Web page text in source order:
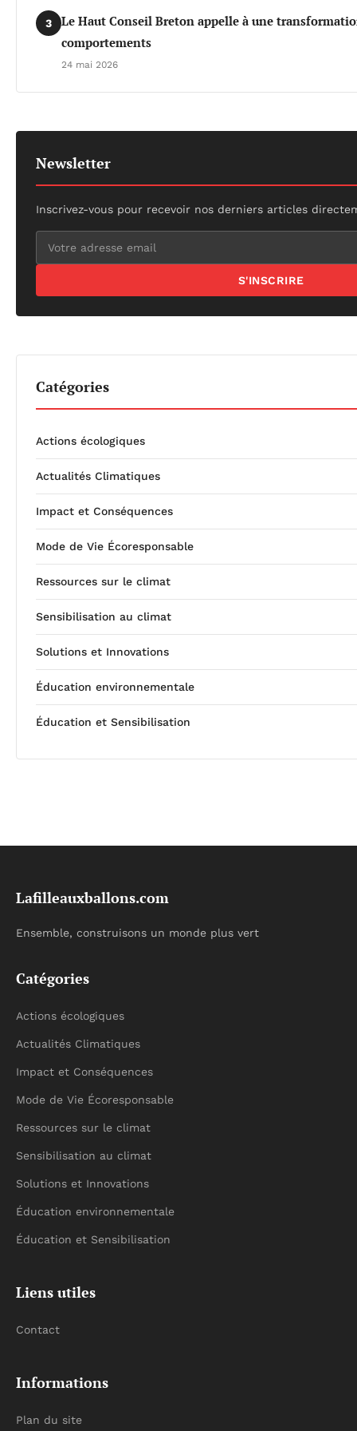
3
Le Haut Conseil Breton appelle à une
comportements
24 mai 2026
Newsletter
Inscrivez-vous pour recevoir nos derniers articles
S'INSCRIRE
Catégories
Actions écologiques
Actualités Climatiques
Impact et Conséquences
Mode de Vie Écoresponsable
Ressources sur le climat
Sensibilisation au climat
Solutions et Innovations
Éducation environnementale
Éducation et Sensibilisation
Lafilleauxballons.com
Ensemble, construisons un monde plus vert
Catégories
Actions écologiques
Actualités Climatiques
Impact et Conséquences
Mode de Vie Écoresponsable
Ressources sur le climat
Sensibilisation au climat
Solutions et Innovations
Éducation environnementale
Éducation et Sensibilisation
Liens utiles
Contact
Informations
Plan du site